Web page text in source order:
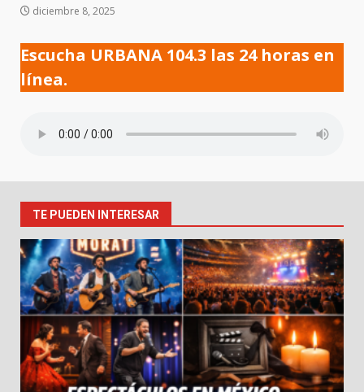
diciembre 8, 2025
Escucha URBANA 104.3 las 24 horas en
línea.
TE PUEDEN INTERESAR